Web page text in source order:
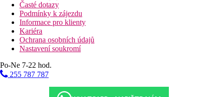
Časté dotazy
Podmínky k zájezdu
Informace pro klienty
Kariéra
Ochrana osobních údajů
Nastavení soukromí
Po-Ne 7-22 hod.
255 787 787